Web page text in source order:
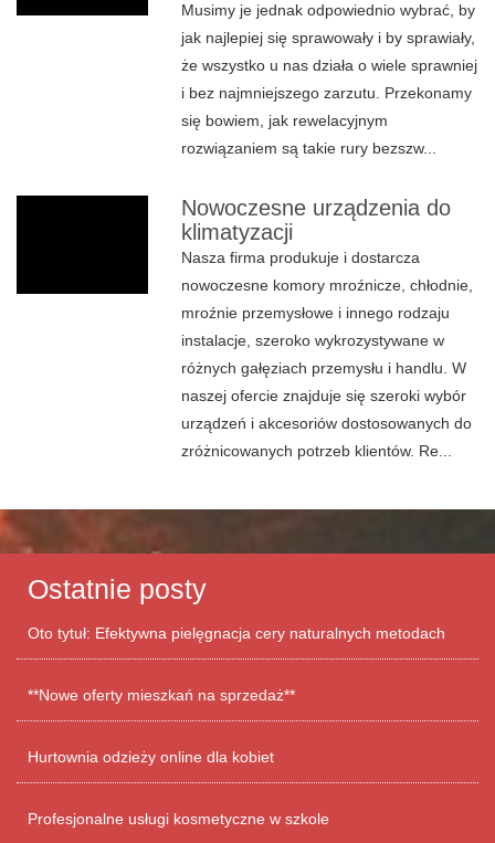
Musimy je jednak odpowiednio wybrać, by
jak najlepiej się sprawowały i by sprawiały,
że wszystko u nas działa o wiele sprawniej
i bez najmniejszego zarzutu. Przekonamy
się bowiem, jak rewelacyjnym
rozwiązaniem są takie rury bezszw...
Nowoczesne urządzenia do
klimatyzacji
Nasza firma produkuje i dostarcza
nowoczesne komory mroźnicze, chłodnie,
mroźnie przemysłowe i innego rodzaju
instalacje, szeroko wykrozystywane w
różnych gałęziach przemysłu i handlu. W
naszej ofercie znajduje się szeroki wybór
urządzeń i akcesoriów dostosowanych do
zróżnicowanych potrzeb klientów. Re...
Ostatnie posty
Oto tytuł: Efektywna pielęgnacja cery naturalnych metodach
**Nowe oferty mieszkań na sprzedaż**
Hurtownia odzieży online dla kobiet
Profesjonalne usługi kosmetyczne w szkole